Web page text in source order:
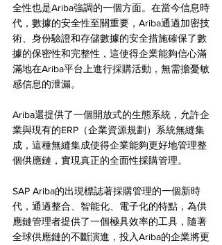
全性也是Ariba強調的一個方面。在當今信息時
代，數據的安全性至關重要，Ariba通過加密技
術、身份驗證和存儲數據的安全措施確保了數
據的保密性和完整性，這使得企業能夠信心滿
滿地在Ariba平台上進行採購活動，無需擔憂敏
感信息的泄漏。
Ariba還提供了一個開放式的生態系統，允許企
業與現有的ERP（企業資源規劃）系統無縫集
成，這種無縫集成使得企業能夠更好地管理整
個供應鏈，實現真正的全面性採購管理。
SAP Ariba的出現標誌著採購管理的一個新時
代，通過整合、智能化、電子化的特點，為供
應鏈管理者提供了一個極具效率的工具，隨著
全球供應鏈的不斷演進，投入Ariba的企業將更